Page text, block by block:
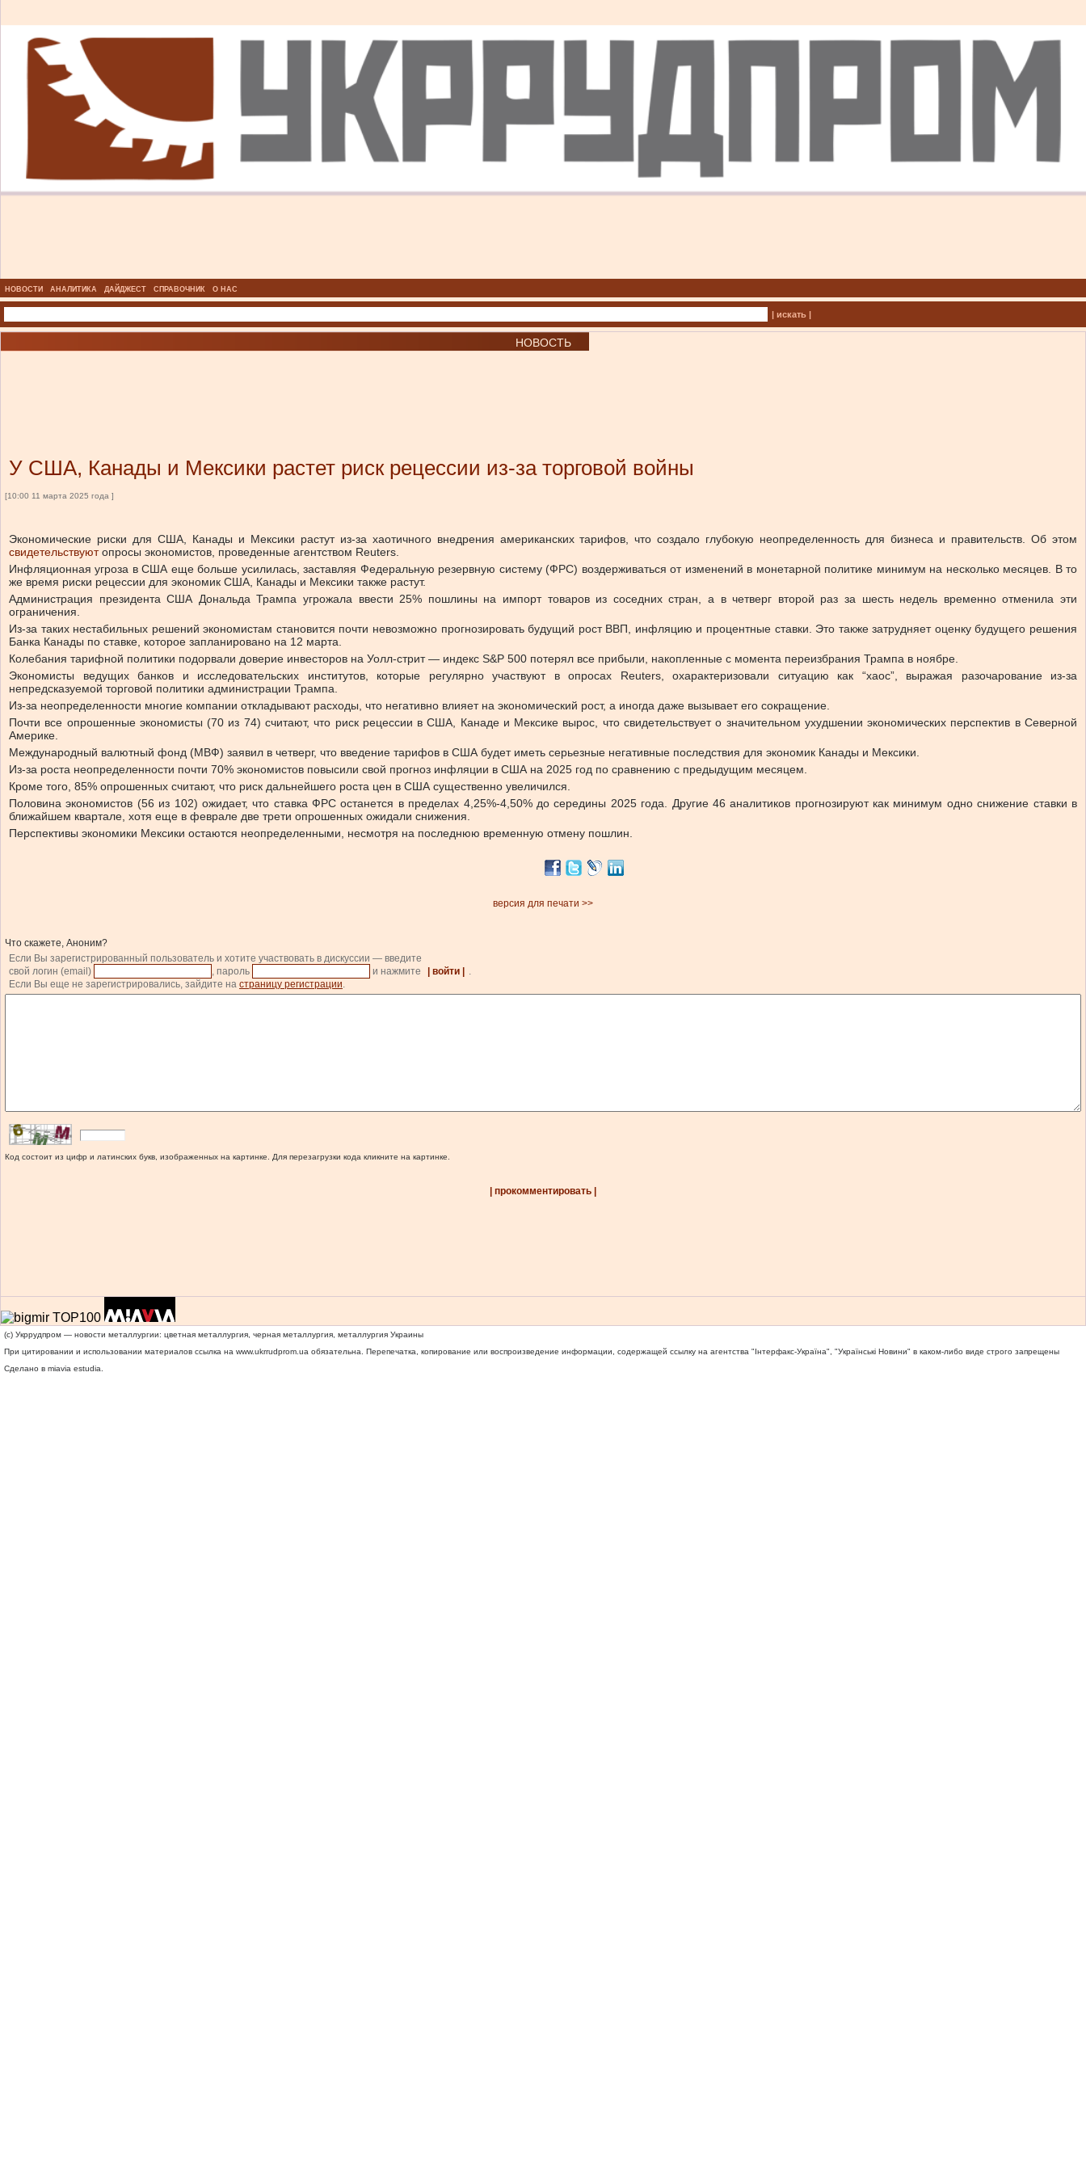
НОВОСТИ АНАЛИТИКА ДАЙДЖЕСТ СПРАВОЧНИК О НАС
| искать |
НОВОСТЬ
У США, Канады и Мексики растет риск рецессии из-за торговой войны
[10:00 11 марта 2025 года ]
Экономические риски для США, Канады и Мексики растут из-за хаотичного внедрения американских тарифов, что создало глубокую неопределенность для бизнеса и правительств. Об этом
свидетельствуютопросы экономистов, проведенные агентством Reuters.
Инфляционная угроза в США еще больше усилилась, заставляя Федеральную резервную систему (ФРС) воздерживаться от изменений в монетарной политике минимум на несколько месяцев. В то
же время риски рецессии для экономик США, Канады и Мексики также растут.
Администрация президента США Дональда Трампа угрожала ввести 25% пошлины на импорт товаров из соседних стран, а в четверг второй раз за шесть недель временно отменила эти
ограничения.
Из-за таких нестабильных решений экономистам становится почти невозможно прогнозировать будущий рост ВВП, инфляцию и процентные ставки. Это также затрудняет оценку будущего решения
Банка Канады по ставке, которое запланировано на 12 марта.
Колебания тарифной политики подорвали доверие инвесторов на Уолл-стрит — индекс S&P 500 потерял все прибыли, накопленные с момента переизбрания Трампа в ноябре.
Экономисты ведущих банков и исследовательских институтов, которые регулярно участвуют в опросах Reuters, охарактеризовали ситуацию как “хаос”, выражая разочарование из-за
непредсказуемой торговой политики администрации Трампа.
Из-за неопределенности многие компании откладывают расходы, что негативно влияет на экономический рост, а иногда даже вызывает его сокращение.
Почти все опрошенные экономисты (70 из 74) считают, что риск рецессии в США, Канаде и Мексике вырос, что свидетельствует о значительном ухудшении экономических перспектив в Северной
Америке.
Международный валютный фонд (МВФ) заявил в четверг, что введение тарифов в США будет иметь серьезные негативные последствия для экономик Канады и Мексики.
Из-за роста неопределенности почти 70% экономистов повысили свой прогноз инфляции в США на 2025 год по сравнению с предыдущим месяцем.
Кроме того, 85% опрошенных считают, что риск дальнейшего роста цен в США существенно увеличился.
Половина экономистов (56 из 102) ожидает, что ставка ФРС останется в пределах 4,25%-4,50% до середины 2025 года. Другие 46 аналитиков прогнозируют как минимум одно снижение ставки в
ближайшем квартале, хотя еще в феврале две трети опрошенных ожидали снижения.
Перспективы экономики Мексики остаются неопределенными, несмотря на последнюю временную отмену пошлин.
версия для печати >>
Что скажете, Аноним?
Если Вы зарегистрированный пользователь и хотите участвовать в дискуссии — введите
свой логин (email)
, пароль и нажмите | войти |
.
Если Вы еще не зарегистрировались, зайдите на страницу регистрации.
Код состоит из цифр и латинских букв, изображенных на картинке. Для перезагрузки кода кликните на картинке.
| прокомментировать |
(c) Укррудпром — новости металлургии: цветная металлургия, черная металлургия, металлургия Украины
При цитировании и использовании материалов ссылка на www.ukrrudprom.ua обязательна. Перепечатка, копирование или воспроизведение информации, содержащей ссылку на агентства "Iнтерфакс-Україна", "Українськi Новини" в каком-либо виде строго запрещены
Сделано в miavia estudia.